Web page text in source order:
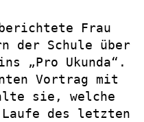
Frau
der Schule über
„Pro Ukunda“.
Vortrag mit
sie, welche
Laufe des letzten